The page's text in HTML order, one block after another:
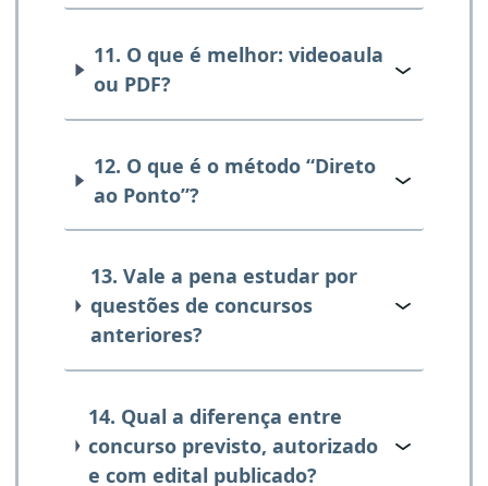
11. O que é melhor: videoaula
ou PDF?
12. O que é o método “Direto
ao Ponto”?
13. Vale a pena estudar por
questões de concursos
anteriores?
14. Qual a diferença entre
concurso previsto, autorizado
e com edital publicado?